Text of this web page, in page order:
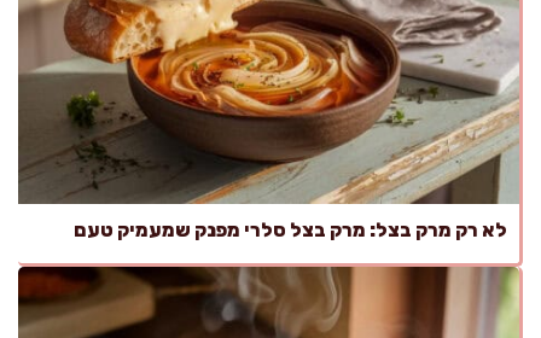
לא רק מרק בצל: מרק בצל סלרי מפנק שמעמיק טעם